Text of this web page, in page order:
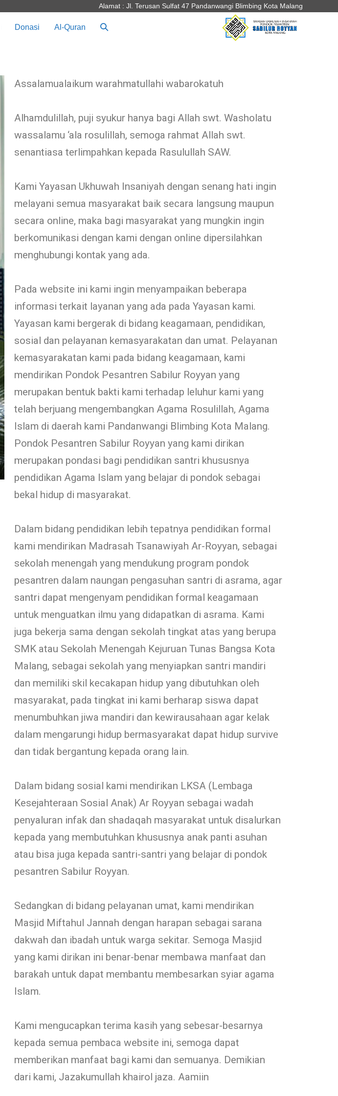
Alamat : Jl. Terusan Sulfat 47 Pandanwangi Blimbing Kota Malang
Donasi Al-Quran
Assalamualaikum warahmatullahi wabarokatuh
Alhamdulillah, puji syukur hanya bagi Allah swt. Washolatu
wassalamu ‘ala rosulillah, semoga rahmat Allah swt.
senantiasa terlimpahkan kepada Rasulullah SAW.
Kami Yayasan Ukhuwah Insaniyah dengan senang hati ingin
melayani semua masyarakat baik secara langsung maupun
secara online, maka bagi masyarakat yang mungkin ingin
berkomunikasi dengan kami dengan online dipersilahkan
menghubungi kontak yang ada.
Pada website ini kami ingin menyampaikan beberapa
informasi terkait layanan yang ada pada Yayasan kami.
Yayasan kami bergerak di bidang keagamaan, pendidikan,
sosial dan pelayanan kemasyarakatan dan umat. Pelayanan
kemasyarakatan kami pada bidang keagamaan, kami
mendirikan Pondok Pesantren Sabilur Royyan yang
merupakan bentuk bakti kami terhadap leluhur kami yang
telah berjuang mengembangkan Agama Rosulillah, Agama
Islam di daerah kami Pandanwangi Blimbing Kota Malang.
Pondok Pesantren Sabilur Royyan yang kami dirikan
merupakan pondasi bagi pendidikan santri khususnya
pendidikan Agama Islam yang belajar di pondok sebagai
bekal hidup di masyarakat.
Dalam bidang pendidikan lebih tepatnya pendidikan formal
kami mendirikan Madrasah Tsanawiyah Ar-Royyan, sebagai
sekolah menengah yang mendukung program pondok
pesantren dalam naungan pengasuhan santri di asrama, agar
santri dapat mengenyam pendidikan formal keagamaan
untuk menguatkan ilmu yang didapatkan di asrama. Kami
juga bekerja sama dengan sekolah tingkat atas yang berupa
SMK atau Sekolah Menengah Kejuruan Tunas Bangsa Kota
Malang, sebagai sekolah yang menyiapkan santri mandiri
dan memiliki skil kecakapan hidup yang dibutuhkan oleh
masyarakat, pada tingkat ini kami berharap siswa dapat
menumbuhkan jiwa mandiri dan kewirausahaan agar kelak
dalam mengarungi hidup bermasyarakat dapat hidup survive
dan tidak bergantung kepada orang lain.
Dalam bidang sosial kami mendirikan LKSA (Lembaga
Kesejahteraan Sosial Anak) Ar Royyan sebagai wadah
penyaluran infak dan shadaqah masyarakat untuk disalurkan
kepada yang membutuhkan khususnya anak panti asuhan
atau bisa juga kepada santri-santri yang belajar di pondok
pesantren Sabilur Royyan.
Sedangkan di bidang pelayanan umat, kami mendirikan
Masjid Miftahul Jannah dengan harapan sebagai sarana
dakwah dan ibadah untuk warga sekitar. Semoga Masjid
yang kami dirikan ini benar-benar membawa manfaat dan
barakah untuk dapat membantu membesarkan syiar agama
Islam.
Kami mengucapkan terima kasih yang sebesar-besarnya
kepada semua pembaca website ini, semoga dapat
memberikan manfaat bagi kami dan semuanya. Demikian
dari kami, Jazakumullah khairol jaza. Aamiin